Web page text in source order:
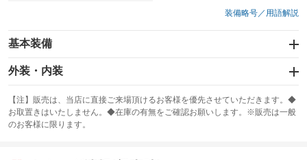
装備略号／用語解説
基本装備
エアバッグ：運転席/助手席/サイド
：装備あり
：装備あり
サンルーフ
：装備なし ABS
外装・内装
カーナビ
：装備なし
TV
：装備なし
【注】販売は、当店に直接ご来場頂けるお客様を優先させていただきます。◆
お取置きはいたしません。◆在庫の有無をご確認お願いします。※販売は一般
のお客様に限ります。